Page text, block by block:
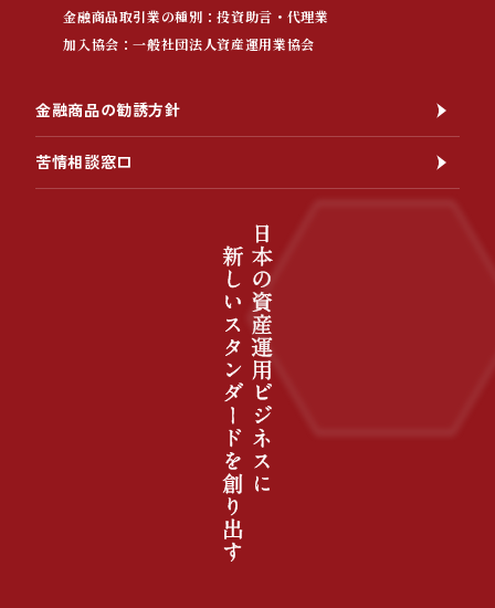
金融商品取引業の種別：投資助言・代理業
加入協会：一般社団法人資産運用業協会
金融商品の勧誘方針
苦情相談窓口